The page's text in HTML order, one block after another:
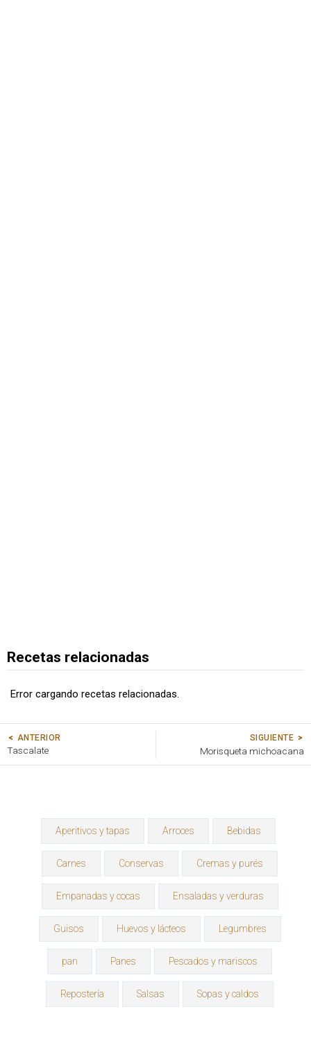
Recetas relacionadas
Error cargando recetas relacionadas.
ANTERIOR
Tascalate
SIGUIENTE
Morisqueta michoacana
Aperitivos y tapas Arroces Bebidas
Carnes Conservas Cremas y purés
Empanadas y cocas Ensaladas y verduras
Guisos Huevos y lácteos Legumbres
pan Panes Pescados y mariscos
Repostería Salsas Sopas y caldos